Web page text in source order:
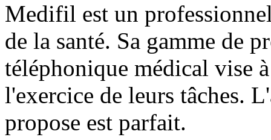
Medifil est un
de la santé. Sa gamme de
téléphonique médical vise
l'exercice de leurs tâches.
propose est parfait.